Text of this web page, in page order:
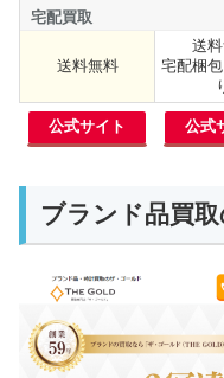
宅配買取
宅配買取
送料無料
公式サイト
送
宅配梱
公式
ブランド品買